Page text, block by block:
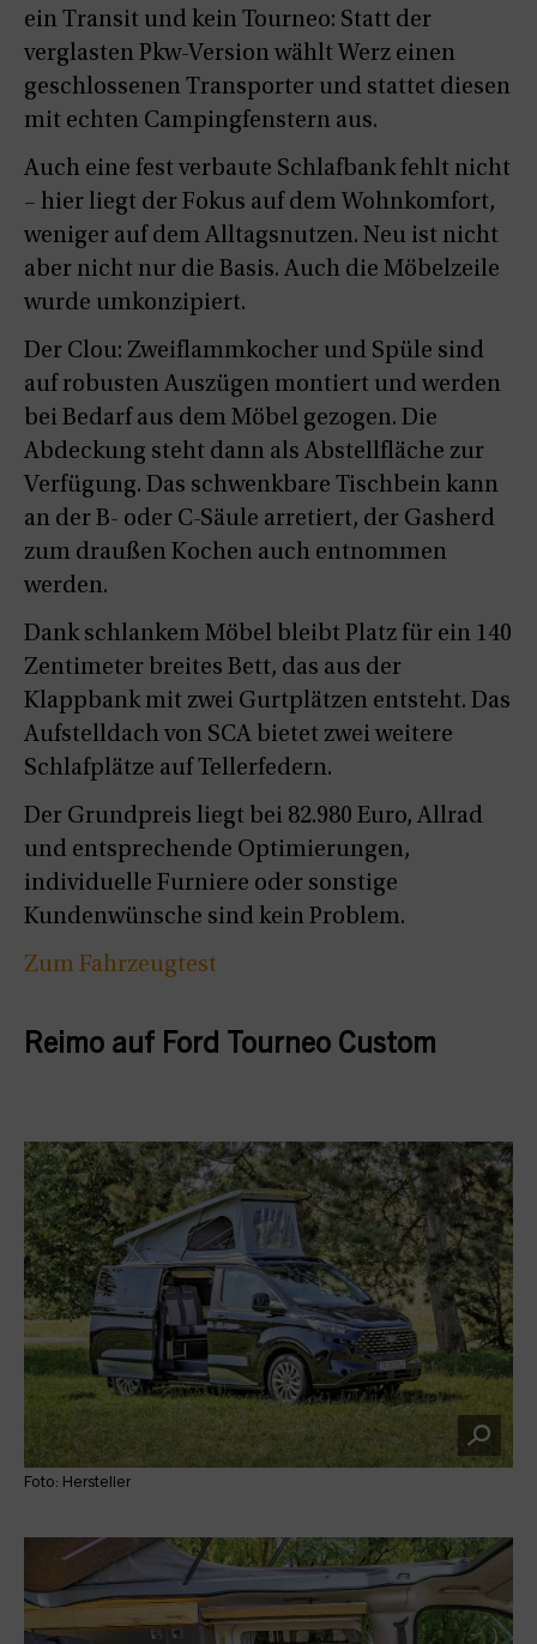
ein Transit und kein Tourneo: Statt der
verglasten Pkw-Version wählt Werz einen
geschlossenen Transporter und stattet diesen
mit echten Campingfenstern aus.
Auch eine fest verbaute Schlafbank fehlt nicht
– hier liegt der Fokus auf dem Wohnkomfort,
weniger auf dem Alltagsnutzen. Neu ist nicht
aber nicht nur die Basis. Auch die Möbelzeile
wurde umkonzipiert.
Der Clou: Zweiflammkocher und Spüle sind
auf robusten Auszügen montiert und werden
bei Bedarf aus dem Möbel gezogen. Die
Abdeckung steht dann als Abstellfläche zur
Verfügung. Das schwenkbare Tischbein kann
an der B- oder C-Säule arretiert, der Gasherd
zum draußen Kochen auch entnommen
werden.
Dank schlankem Möbel bleibt Platz für ein 140
Zentimeter breites Bett, das aus der
Klappbank mit zwei Gurtplätzen entsteht. Das
Aufstelldach von SCA bietet zwei weitere
Schlafplätze auf Tellerfedern.
Der Grundpreis liegt bei 82.980 Euro, Allrad
und entsprechende Optimierungen,
individuelle Furniere oder sonstige
Kundenwünsche sind kein Problem.
Zum Fahrzeugtest
Reimo auf Ford Tourneo Custom
Foto: Hersteller